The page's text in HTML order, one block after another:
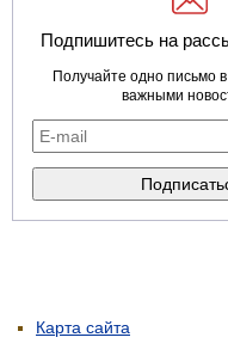
Подпишитесь на
Получайте одно письмо
важными
Карта сайта